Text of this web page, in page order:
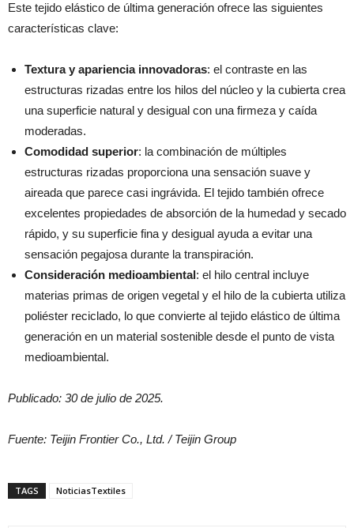
Este tejido elástico de última generación ofrece las siguientes
características clave:
Textura y apariencia innovadoras: el contraste en las
estructuras rizadas entre los hilos del núcleo y la cubierta crea
una superficie natural y desigual con una firmeza y caída
moderadas.
Comodidad superior: la combinación de múltiples
estructuras rizadas proporciona una sensación suave y
aireada que parece casi ingrávida. El tejido también ofrece
excelentes propiedades de absorción de la humedad y secado
rápido, y su superficie fina y desigual ayuda a evitar una
sensación pegajosa durante la transpiración.
Consideración medioambiental: el hilo central incluye
materias primas de origen vegetal y el hilo de la cubierta utiliza
poliéster reciclado, lo que convierte al tejido elástico de última
generación en un material sostenible desde el punto de vista
medioambiental.
Publicado: 30 de julio de 2025.
Fuente: Teijin Frontier Co., Ltd. / Teijin Group
TAGS NoticiasTextiles